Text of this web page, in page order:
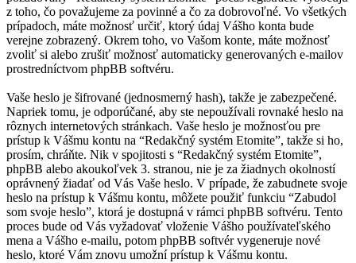
z toho, čo považujeme za povinné a čo za dobrovoľné. Vo všetkých
prípadoch, máte možnosť určiť, ktorý údaj Vášho konta bude
verejne zobrazený. Okrem toho, vo Vašom konte, máte možnosť
zvoliť si alebo zrušiť možnosť automaticky generovaných e-mailov
prostredníctvom phpBB softvéru.
Vaše heslo je šifrované (jednosmerný hash), takže je zabezpečené.
Napriek tomu, je odporúčané, aby ste nepoužívali rovnaké heslo na
rôznych internetových stránkach. Vaše heslo je možnosťou pre
prístup k Vášmu kontu na “Redakčný systém Etomite”, takže si ho,
prosím, chráňte. Nik v spojitosti s “Redakčný systém Etomite”,
phpBB alebo akoukoľvek 3. stranou, nie je za žiadnych okolností
oprávnený žiadať od Vás Vaše heslo. V prípade, že zabudnete svoje
heslo na prístup k Vášmu kontu, môžete použiť funkciu “Zabudol
som svoje heslo”, ktorá je dostupná v rámci phpBB softvéru. Tento
proces bude od Vás vyžadovať vloženie Vášho používateľského
mena a Vášho e-mailu, potom phpBB softvér vygeneruje nové
heslo, ktoré Vám znovu umožní prístup k Vášmu kontu.